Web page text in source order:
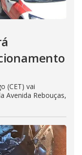
(CET) vai
Avenida Rebouças,